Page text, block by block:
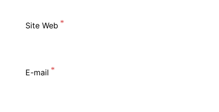
Site Web
E-mail